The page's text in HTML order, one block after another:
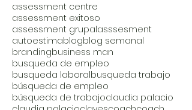
assessment centre
assessment exitoso
assessment grupalasssesment
autoestimablogblog semanal
brandingbusiness man
busqueda de empleo
busqueda laboralbusqueda trabajo
búsqueda de empleo
búsqueda de trabajoclaudia palacio